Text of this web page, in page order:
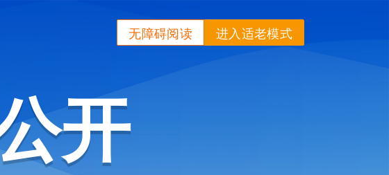
进入适老模式
无障碍阅读
开